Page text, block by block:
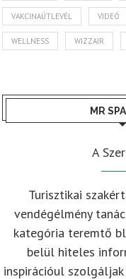
VAKCINAÚTLEVÉL VIDEÓ
WELLNESS WIZZAIR
MR
A
Turisztikai
vendégélmény
kategória teremtő
belül hiteles
inspirációul